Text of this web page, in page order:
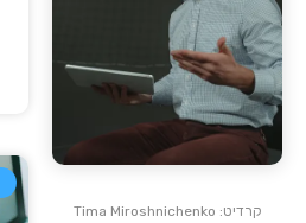
קרדיט: Tima Miroshnichenko